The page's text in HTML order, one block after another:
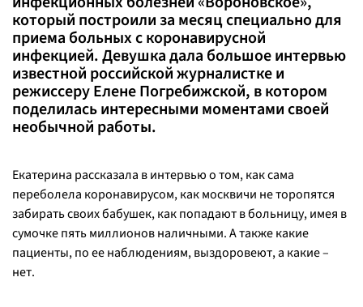
который построили за месяц специально для
приема больных с коронавирусной
инфекцией. Девушка дала большое интервью
известной российской журналистке и
режиссеру Елене Погребижской, в котором
поделилась интересными моментами своей
необычной работы.
Екатерина рассказала в интервью о том, как сама
переболела коронавирусом, как москвичи не торопятся
забирать своих бабушек, как попадают в больницу, имея в
сумочке пять миллионов наличными. А также какие
пациенты, по ее наблюдениям, выздоровеют, а какие –
нет.